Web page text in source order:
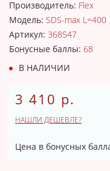
Производитель: Flex
Модель: SDS-max L=400
Артикул: 368547
Бонусные баллы: 68
В НАЛИЧИИ
3 410 р.
НАШЛИ ДЕШЕВЛЕ?
Цена в бонусных